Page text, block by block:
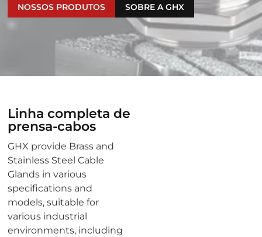
NOSSOS PRODUTOS SOBRE A GHX
Linha completa de
prensa-cabos
GHX provide Brass and
Stainless Steel Cable
Glands in various
specifications and
models, suitable for
various industrial
environments, including